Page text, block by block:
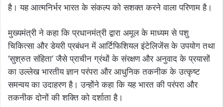
है। यह आत्मनिर्भर भारत के संकल्प को सशक्त करने वाला परिणाम है।
मुख्यमंत्री ने कहा कि प्रधानमंत्री द्वारा अमूल के माध्यम से पशु
चिकित्सा और डेयरी प्रबंधन में आर्टिफिशियल इंटेलिजेंस के उपयोग तथा
‘सुश्रुत संहिता’ जैसे प्राचीन ग्रंथों के संरक्षण और अनुवाद के प्रयासों
का उल्लेख भारतीय ज्ञान परंपरा और आधुनिक तकनीक के उत्कृष्ट
समन्वय का उदाहरण है। उन्होंने कहा कि यह भारत की परंपरा और
तकनीक दोनों की शक्ति को दर्शाता है।